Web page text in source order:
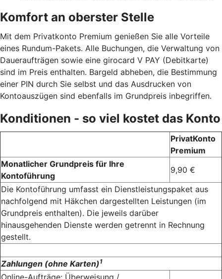
Komfort an oberster Stelle
Mit dem Privatkonto Premium genießen Sie alle Vorteile
eines Rundum-Pakets. Alle Buchungen, die Verwaltung von
Daueraufträgen sowie eine girocard V PAY (Debitkarte)
sind im Preis enthalten. Bargeld abheben, die Bestimmung
einer PIN durch Sie selbst und das Ausdrucken von
Kontoauszügen sind ebenfalls im Grundpreis inbegriffen.
Konditionen - so viel kostet das Konto
PrivatKonto
Premium
Monatlicher Grundpreis für Ihre
Kontoführung
9,90 €
Die Kontoführung umfasst ein Dienstleistungspaket aus
nachfolgend mit Häkchen dargestellten Leistungen (im
Grundpreis enthalten). Die jeweils darüber
hinausgehenden Dienste werden getrennt in Rechnung
gestellt.
Zahlungen (ohne Karten)1
Online-Aufträge: Überweisung /